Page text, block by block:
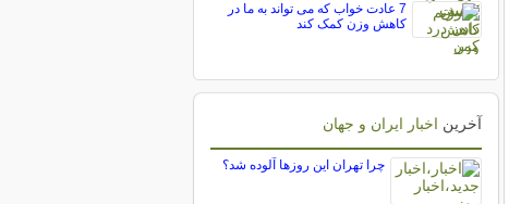
7 عادت خواب که می تواند به ما در
کاهش وزن کمک کند
آخرین اخبار ایران و جهان
چرا تهران این روزها آلوده شد؟